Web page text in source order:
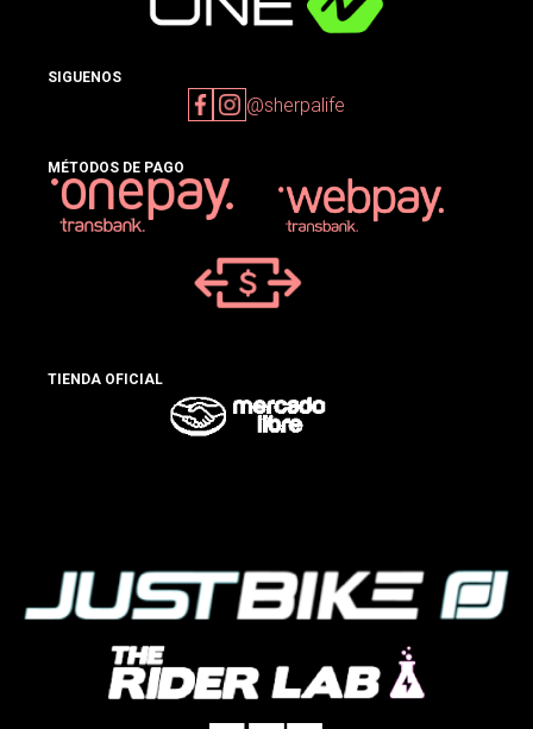
SIGUENOS
@sherpalife
MÉTODOS DE PAGO
TIENDA OFICIAL